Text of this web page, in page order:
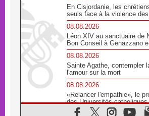
En Cisjordanie, les
seuls face à la violence
08.08.2026
Léon XIV au sanctuaire de
Bon Conseil à Genazzano
08.08.2026
Sainte Agathe, contempler
l'amour sur la mort
08.08.2026
«Relancer l'empathie», le
des Universités catholiques
08.08.2026